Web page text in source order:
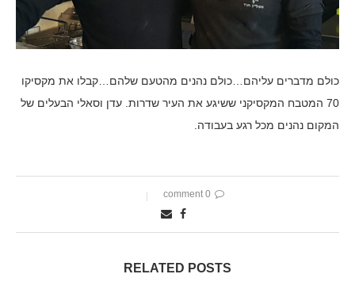
כולם מדברים עליהם…כולם נהנים מהטעם שלהם…קבלו את מקסיקו
70 המטבח המקסיקני ששיגע את העיר שדרות. עדן וסאלי הבעלים של
המקום נהנים מכל רגע בעבודה.
0 comment
RELATED POSTS